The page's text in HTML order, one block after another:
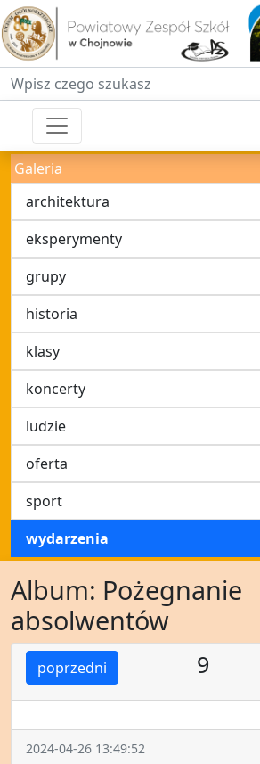
Fraza do wyszukiwania
Galeria
architektura
eksperymenty
grupy
historia
klasy
koncerty
ludzie
oferta
sport
wydarzenia
Album: Pożegnanie
absolwentów
poprzedni 9
2024-04-26 13:49:52